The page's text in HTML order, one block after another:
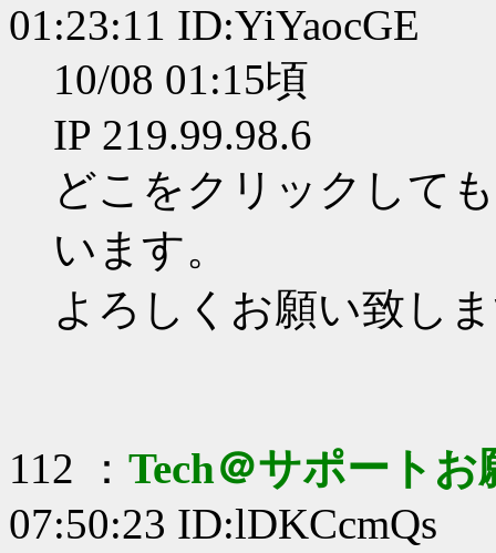
01:23:11 ID:YiYaocGE
10/08 01:15頃
IP 219.99.98.6
どこをクリックして
います。
よろしくお願い致し
112 ： Tech＠サポート
07:50:23 ID:lDKCcmQs